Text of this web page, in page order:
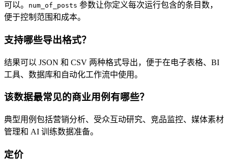
可以。 num_of_posts 参数让你定义每次运行包含的条目数，
便于控制范围和成本。
支持哪些导出格式？
结果可以 JSON 和 CSV 两种格式导出，便于在电子表格、BI
工具、数据库和自动化工作流中使用。
该数据最常见的商业用例有哪些？
典型用例包括营销分析、受众互动研究、竞品监控、媒体素材
管理和 AI 训练数据准备。
定价